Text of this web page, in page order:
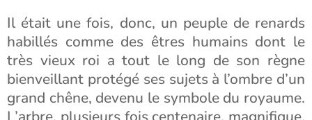
Il était une fois, donc, un peuple de renards
habillés comme des êtres humains dont le
très vieux roi a tout le long de son règne
bienveillant protégé ses sujets à l’ombre d’un
grand chêne, devenu le symbole du royaume.